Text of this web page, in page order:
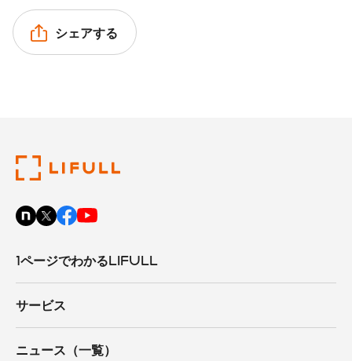
シェアする
1ページでわかるLIFULL
サービス
ニュース（一覧）